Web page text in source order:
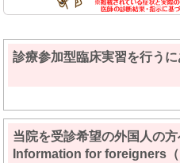
診療参加型臨床実習を行う
当院を受診希望の外国人の方
Information for foreigners